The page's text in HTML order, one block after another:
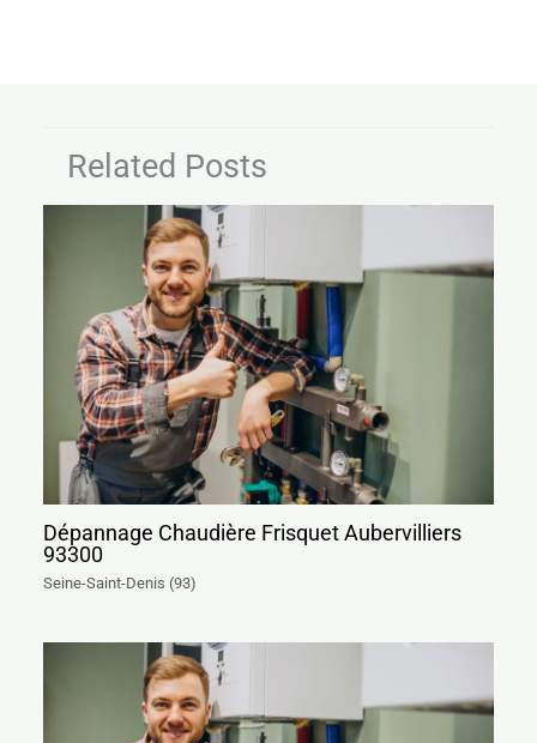
Related Posts
Dépannage Chaudière Frisquet Aubervilliers
93300
Seine-Saint-Denis (93)